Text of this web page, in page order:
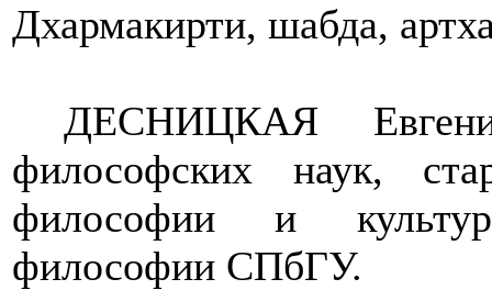
Дхармакирти, шабда,
ДЕСНИЦКАЯ
философских наук,
философии и
философии СПбГУ.